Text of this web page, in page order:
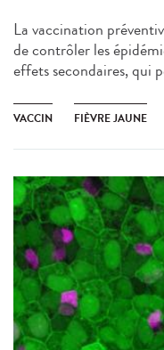
La vaccination
de contrôler les
effets secondaires, qui
VACCIN FIÈVRE JAUNE